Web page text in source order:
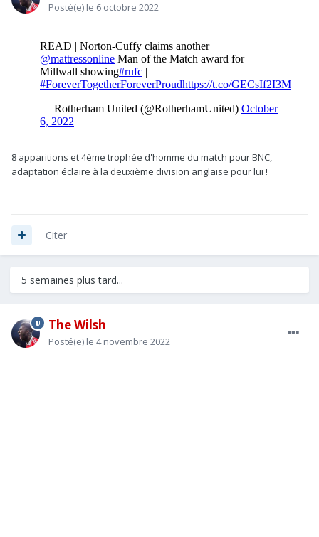
Posté(e) le 6 octobre 2022
8 apparitions et 4ème trophée d'homme du match pour BNC,
adaptation éclaire à la deuxième division anglaise pour lui !
Citer
5 semaines plus tard...
The Wilsh
Posté(e) le 4 novembre 2022